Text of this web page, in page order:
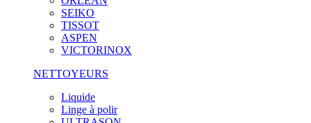
SEIKO
TISSOT
ASPEN
VICTORINOX
NETTOYEURS
Liquide
Linge à polir